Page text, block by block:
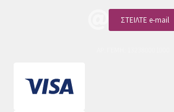
ΣΤΕΙΛΤΕ e-mail